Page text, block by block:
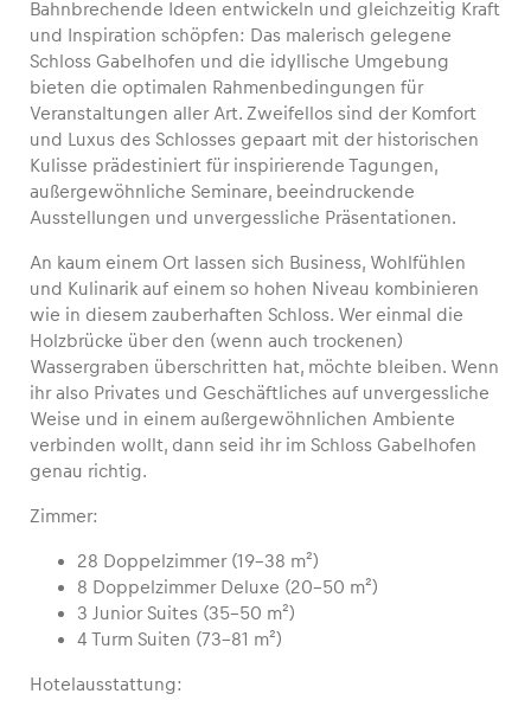
Fahrzeug
Alle anzeigen
Business
Alle anzeigen
Glossar
Bahnbrechende Ideen entwickeln und gleichzeitig Kraft
und Inspiration schöpfen: Das malerisch gelegene
Schloss Gabelhofen und die idyllische Umgebung
bieten die optimalen Rahmenbedingungen für
Veranstaltungen aller Art. Zweifellos sind der Komfort
und Luxus des Schlosses gepaart mit der historischen
Kulisse prädestiniert für inspirierende Tagungen,
außergewöhnliche Seminare, beeindruckende
Ausstellungen und unvergessliche Präsentationen.
An kaum einem Ort lassen sich Business, Wohlfühlen
und Kulinarik auf einem so hohen Niveau kombinieren
wie in diesem zauberhaften Schloss. Wer einmal die
Holzbrücke über den (wenn auch trockenen)
Wassergraben überschritten hat, möchte bleiben. Wenn
ihr also Privates und Geschäftliches auf unvergessliche
Weise und in einem außergewöhnlichen Ambiente
verbinden wollt, dann seid ihr im Schloss Gabelhofen
genau richtig.
Zimmer:
28 Doppelzimmer (19-38 m²)
8 Doppelzimmer Deluxe (20-50 m²)
3 Junior Suites (35-50 m²)
4 Turm Suiten (73-81 m²)
Hotelausstattung: